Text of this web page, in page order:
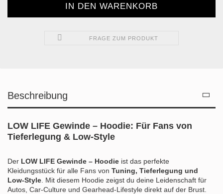
FRAGE ZUM PRODUKT
Beschreibung
LOW LIFE Gewinde – Hoodie: Für Fans von
Tieferlegung & Low-Style
Der LOW LIFE Gewinde – Hoodie ist das perfekte
Kleidungsstück für alle Fans von Tuning, Tieferlegung und
Low-Style . Mit diesem Hoodie zeigst du deine Leidenschaft für
Autos, Car-Culture und Gearhead-Lifestyle direkt auf der Brust.